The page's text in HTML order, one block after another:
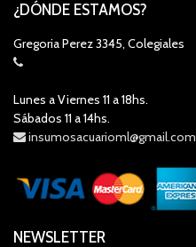
¿DÓNDE ESTAMOS?
Gregoria Perez 3345, Colegiales
Lunes a Viernes 11 a 18hs.
Sábados 11 a 14hs.
insumosacuarioml@gmail.com
NEWSLETTER